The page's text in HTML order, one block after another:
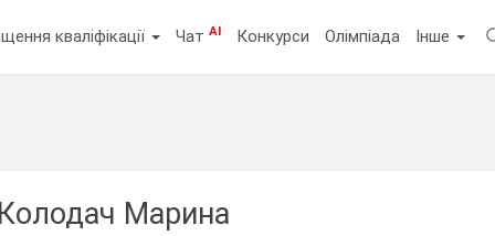
кваліфікації ЧатAI Конкурси Олімпіада Інше
Марина